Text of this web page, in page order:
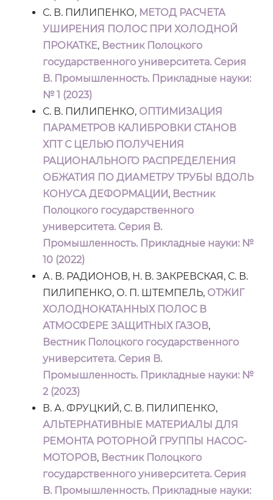
С. В. ПИЛИПЕНКО, МЕТОД РАСЧЕТА
УШИРЕНИЯ ПОЛОС ПРИ ХОЛОДНОЙ
ПРОКАТКЕ, Вестник Полоцкого
государственного университета. Серия
B. Промышленность. Прикладные науки:
№ 1 (2023)
С. В. ПИЛИПЕНКО, ОПТИМИЗАЦИЯ
ПАРАМЕТРОВ КАЛИБРОВКИ СТАНОВ
ХПТ С ЦЕЛЬЮ ПОЛУЧЕНИЯ
РАЦИОНАЛЬНОГО РАСПРЕДЕЛЕНИЯ
ОБЖАТИЯ ПО ДИАМЕТРУ ТРУБЫ ВДОЛЬ
КОНУСА ДЕФОРМАЦИИ, Вестник
Полоцкого государственного
университета. Серия B.
Промышленность. Прикладные науки: №
10 (2022)
А. В. РАДИОНОВ, Н. В. ЗАКРЕВСКАЯ, С. В.
ПИЛИПЕНКО, О. П. ШТЕМПЕЛЬ, ОТЖИГ
ХОЛОДНОКАТАННЫХ ПОЛОС В
АТМОСФЕРЕ ЗАЩИТНЫХ ГАЗОВ,
Вестник Полоцкого государственного
университета. Серия B.
Промышленность. Прикладные науки: №
2 (2023)
В. А. ФРУЦКИЙ, С. В. ПИЛИПЕНКО,
АЛЬТЕРНАТИВНЫЕ МАТЕРИАЛЫ ДЛЯ
РЕМОНТА РОТОРНОЙ ГРУППЫ НАСОС-
МОТОРОВ, Вестник Полоцкого
государственного университета. Серия
B. Промышленность. Прикладные науки: